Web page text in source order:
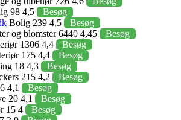
98 4,5
Besøg
Bolig 239 4,5
Besøg
og blomster 6440 4,45
Besøg
1306 4,4
Besøg
175 4,4
Besøg
18 4,3
Besøg
215 4,2
Besøg
4,1
Besøg
20 4,1
Besøg
15 4
Besøg